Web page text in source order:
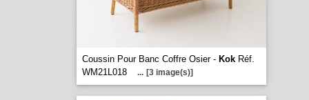
Coussin Pour Banc Coffre Osier - KokRéf.
WM21L018
... [3 image(s)]